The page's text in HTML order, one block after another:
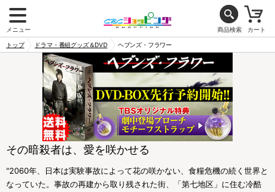
メニュー 商品検索 カート
トップ ドラマ・番組グッズ＆DVD ヘブンズ・フラワー
その暗殺者は、愛を咲かせる
"2060年、日本は実験事故によって花の咲かない、食糧危機の続く世界と
なっていた。事故の再建から取り残された街、「第七地区」に住む冷酷